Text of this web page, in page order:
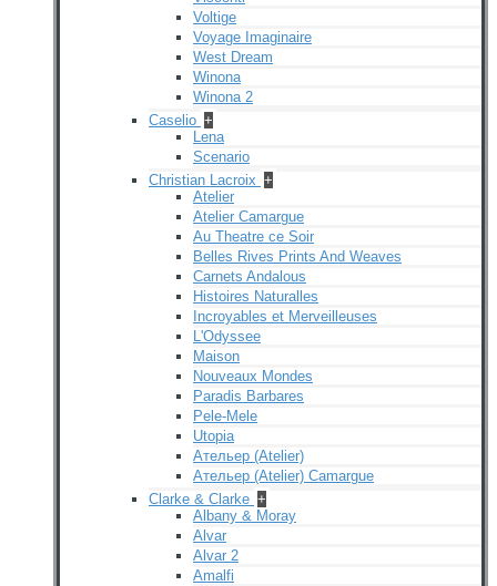
Voltige
Voyage Imaginaire
West Dream
Winona
Winona 2
Caselio +
Lena
Scenario
Christian Lacroix +
Atelier
Atelier Camargue
Au Theatre ce Soir
Belles Rives Prints And Weaves
Carnets Andalous
Histoires Naturalles
Incroyables et Merveilleuses
L'Odyssee
Maison
Nouveaux Mondes
Paradis Barbares
Pele-Mele
Utopia
Ательер (Atelier)
Ательер (Atelier) Camargue
Clarke & Clarke +
Albany & Moray
Alvar
Alvar 2
Amalfi